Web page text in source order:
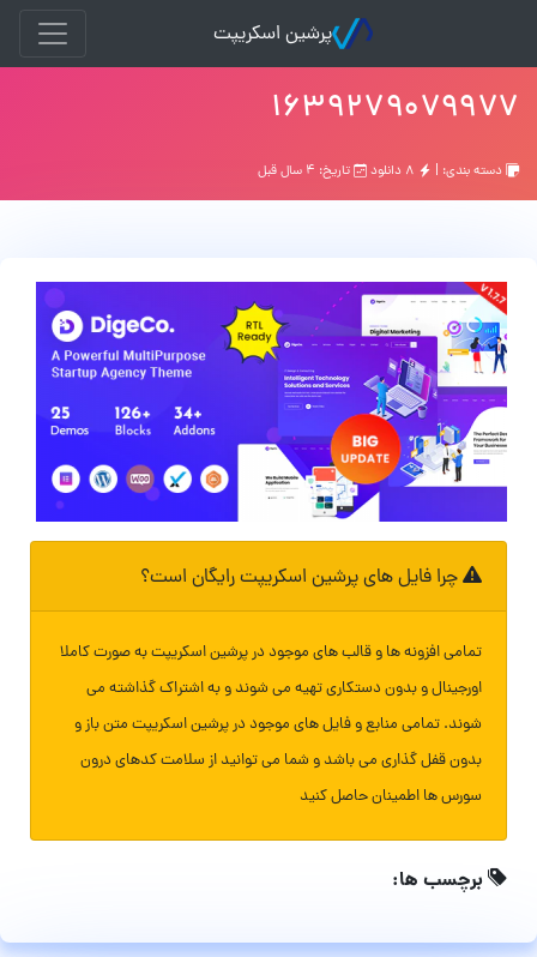
پرشین اسکریپت
۱۶۳۹۲۷۹۰۷۹۹۷۷
دسته بندی: | تاریخ: ۴ سال قبل
چرا فایل های پرشین اسکریپت رایگان است؟
تمامی افزونه ها و قالب های موجود در پرشین اسکریپت به صورت کاملا
اورجینال و بدون دستکاری تهیه می شوند و به اشتراک گذاشته می
شوند. تمامی منابع و فایل های موجود در پرشین اسکریپت متن باز و
بدون قفل گذاری می باشد و شما می توانید از سلامت کدهای درون
سورس ها اطمینان حاصل کنید
برچسب ها: